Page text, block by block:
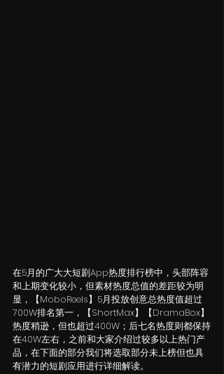
在5月的广大大短剧App热度排行榜中，头部阵容
和上期变化较小，但素材热度总值的差距较为明
显，【MoboReels】5月投放创意总热度值超过
700W排名第一，【ShortMax】【DramaBox】
热度稍逊，但也超过400W；后七名热度则都保持
在40W左右，之前和大家介绍过较多以上热门产
品，在下面的部分我们将选取部分未上榜但也具
有潜力的短剧应用进行详细解读。